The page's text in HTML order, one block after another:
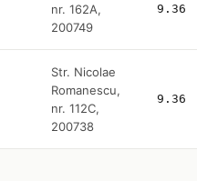
nr. 162A,
200749
9.36
Str. Nicolae
Romanescu,
nr. 112C,
200738
9.36